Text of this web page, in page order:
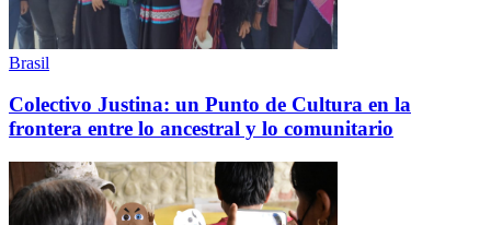
Brasil
Colectivo Justina: un Punto de Cultura en la
frontera entre lo ancestral y lo comunitario